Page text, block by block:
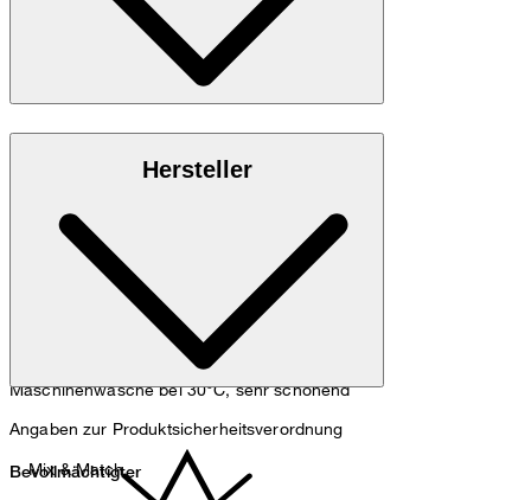
Maschinenwäsche bei 30°C, sehr schonend
Hersteller
Angaben zur Produktsicherheitsverordnung
Bevollmächtigter
Mix & Match